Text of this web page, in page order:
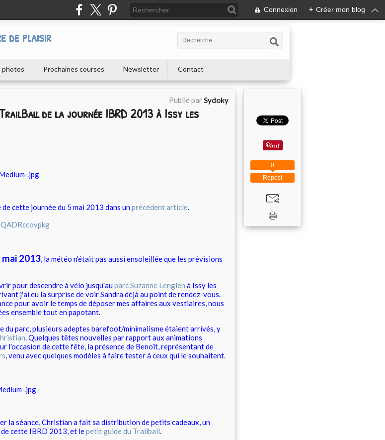
Connexion + Créer mon blog
de plaisir
photos Prochaines courses Newsletter Contact
Publié parSydoky
de la journée IBRD 2013 à Issy les
de cette journée du 5 mai 2013 dans unprécédent article.
mai 2013, la météo n'était pas aussi ensoleillée que les prévisions
pour descendre à vélo jusqu'auparc Suzanne Lenglen à Issy les
j'ai eu la surprise de voir Sandra déjà au point de rendez-vous.
pour avoir le temps de déposer mes affaires aux vestiaires, nous
ensemble tout en papotant.
du parc, plusieurs adeptes barefoot/minimalisme étaient arrivés, y
. Quelques têtes nouvelles par rapport aux animations
l'occasion de cette fête, la présence de Benoît, représentant de
, venu avec quelques modèles à faire tester à ceux qui le souhaitent.
la séance, Christian a fait sa distribution de petits cadeaux, un
cette IBRD 2013, et lepetit guide du Trailball.
Repost
0